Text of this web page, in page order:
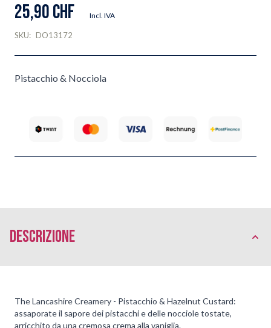
25,90 CHF Incl. IVA
SKU: DO13172
Pistacchio & Nocciola
Descrizione
The Lancashire Creamery - Pistacchio & Hazelnut Custard:
assaporate il sapore dei pistacchi e delle nocciole tostate,
arricchito da una cremosa crema alla vaniglia.